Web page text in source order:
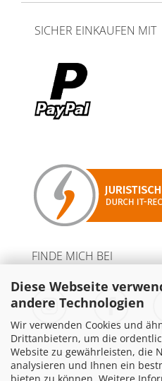
Diese Webseite
andere Technologien
Wir verwenden Cookies und
Drittanbietern, um die
Website zu gewährleisten, die
analysieren und Ihnen ein
SICHER EINKAUFEN MIT
FINDE MICH BEI
PARTNER MIT WERBELINKS